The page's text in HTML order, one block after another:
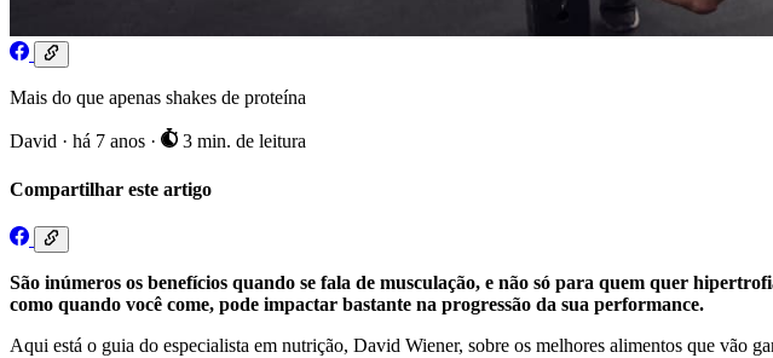
Mais do que apenas shakes de proteína
David · há 7 anos · 3 min. de leitura
Compartilhar este artigo
São inúmeros os benefícios quando se fala de musculação, e não só para quem quer
como quando você come, pode impactar bastante na progressão da sua performance.
Aqui está o guia do especialista em nutrição, David Wiener, sobre os melhores alimentos que vão